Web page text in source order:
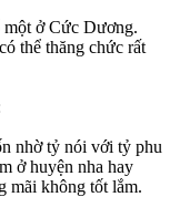
một ở Cức Dương.
thể thăng chức rất
nhờ tỷ nói với tỷ phu
ở huyện nha hay
mãi không tốt lắm.